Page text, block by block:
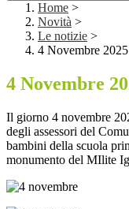
Home >
Novità >
Le notizie >
4 Novembre 2025
4 Novembre
Il giorno 4 novembre
degli assessori del
bambini della scuola
monumento del MIlite